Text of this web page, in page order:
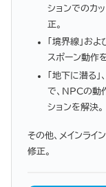
ションでのカ
正。
「境界線」お
スポーン動作
「地下に潜る
で、NPCの動
ションを解決。
その他、メインライ
修正。